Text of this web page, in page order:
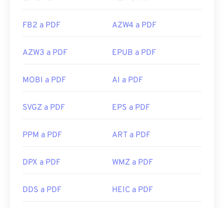
FB2 a PDF AZW4 a PDF
AZW3 a PDF EPUB a PDF
MOBI a PDF AI a PDF
SVGZ a PDF EPS a PDF
PPM a PDF ART a PDF
DPX a PDF WMZ a PDF
DDS a PDF HEIC a PDF